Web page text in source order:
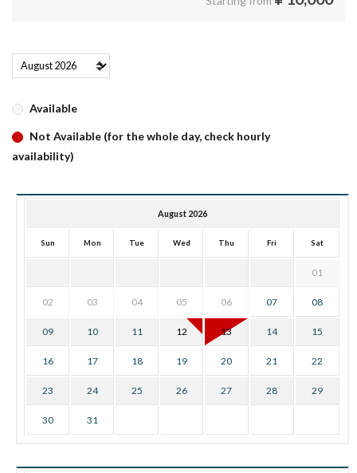
Available
Not Available (for the whole day, check hourly
availability)
August 2026
Sun Mon Tue Wed Thu Fri Sat
01
02 03 04 05 06 07 08
09 10 11 12 13 14 15
16 17 18 19 20 21 22
23 24 25 26 27 28 29
30 31